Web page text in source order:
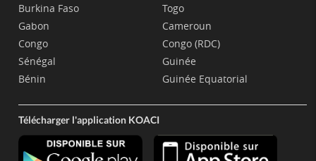
Burkina Faso
Gabon
Congo
Sénégal
Bénin
Togo
Cameroun
Congo (RDC)
Guinée
Guinée Equatorial
Télécharger l'application KOACI